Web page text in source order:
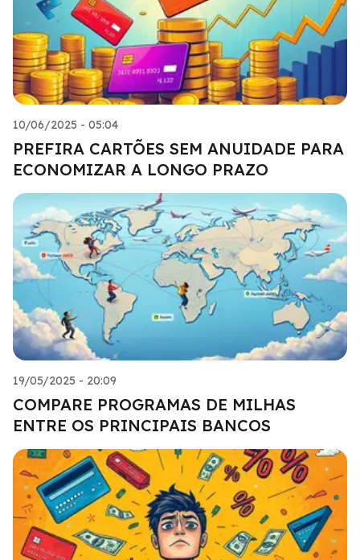
10/06/2025 - 05:04
PREFIRA CARTÕES SEM ANUIDADE PARA
ECONOMIZAR A LONGO PRAZO
19/05/2025 - 20:09
COMPARE PROGRAMAS DE MILHAS
ENTRE OS PRINCIPAIS BANCOS